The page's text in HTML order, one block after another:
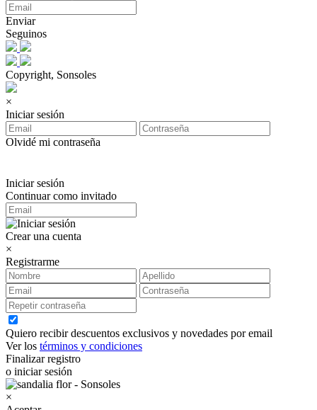
Enviar
Seguinos
Copyright, Sonsoles
×
Iniciar sesión
Olvidé mi contraseña
Iniciar sesión
Continuar como invitado
Crear una cuenta
×
Registrarme
Quiero recibir descuentos exclusivos y novedades por email
Ver los términos y condiciones
Finalizar registro
o iniciar sesión
×